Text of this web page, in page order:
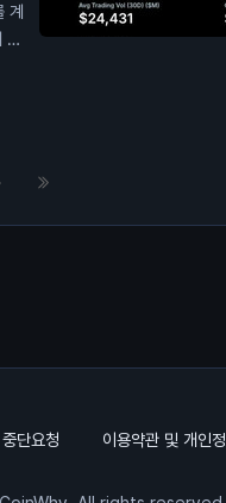
계
붙
단요청 이용약관 및 개인